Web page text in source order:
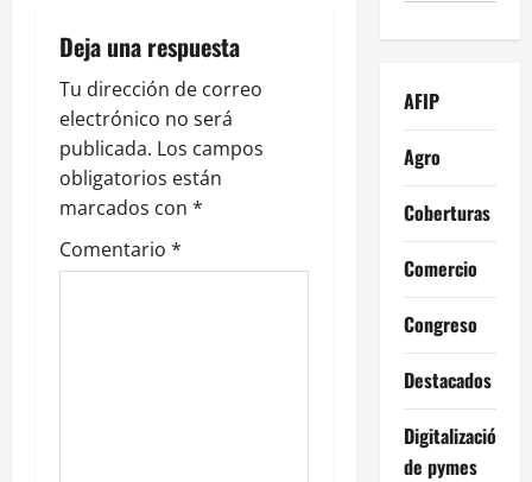
ó
n
d
e
e
Deja una respuesta
Tu dirección de correo
electrónico no será
publicada. Los campos
obligatorios están
marcados con *
Comentario *
AFIP
Agro
Coberturas
Comercio
Congreso
Destacados
Digitalización
de pymes